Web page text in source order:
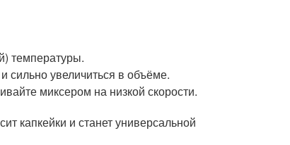
температуры.
увеличиться в объёме.
миксером на низкой скорости.
капкейки и станет универсальной